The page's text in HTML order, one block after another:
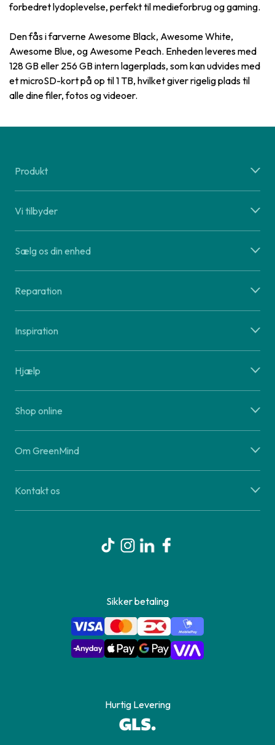
forbedret lydoplevelse, perfekt til medieforbrug og gaming.
Den fås i farverne Awesome Black, Awesome White,
Awesome Blue, og Awesome Peach. Enheden leveres med
128 GB eller 256 GB intern lagerplads, som kan udvides med
et microSD-kort på op til 1 TB, hvilket giver rigelig plads til
alle dine filer, fotos og videoer.
Produkt
Vi tilbyder
Sælg os din enhed
Reparation
Inspiration
Hjælp
Shop online
Om GreenMind
Kontakt os
Sikker betaling
Hurtig Levering